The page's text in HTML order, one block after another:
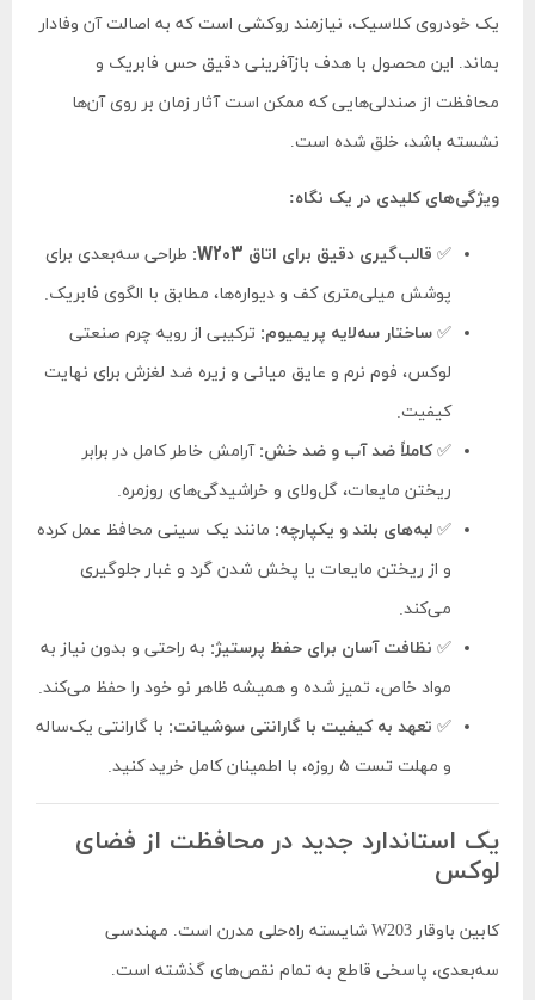
یک خودروی کلاسیک، نیازمند روکشی است که به اصالت آن وفادار
بماند. این محصول با هدف بازآفرینی دقیق حس فابریک و
محافظت از صندلی‌هایی که ممکن است آثار زمان بر روی آن‌ها
نشسته باشد، خلق شده است.
ویژگی‌های کلیدی در یک نگاه:
✅ قالب‌گیری دقیق برای اتاق W203:
طراحی سه‌بعدی برای
پوشش میلی‌متری کف و دیواره‌ها، مطابق با الگوی فابریک.
✅ ساختار سه‌لایه پریمیوم: ترکیبی از رویه چرم صنعتی
لوکس، فوم نرم و عایق میانی و زیره ضد لغزش برای نهایت
کیفیت.
✅کاملاً ضد آب و ضد خش: آرامش خاطر کامل در برابر
ریختن مایعات، گل‌ولای و خراشیدگی‌های روزمره.
✅ لبه‌های بلند و یکپارچه: مانند یک سینی محافظ عمل کرده
و از ریختن مایعات یا پخش شدن گرد و غبار جلوگیری
می‌کند.
✅ نظافت آسان برای حفظ پرستیژ: به راحتی و بدون نیاز به
مواد خاص، تمیز شده و همیشه ظاهر نو خود را حفظ می‌کند.
✅ تعهد به کیفیت با گارانتی سوشیانت: با گارانتی یک‌ساله
و مهلت تست ۵ روزه، با اطمینان کامل خرید کنید.
یک استاندارد جدید در محافظت از فضای
لوکس
کابین باوقار W203 شایسته راه‌حلی مدرن است. مهندسی
سه‌بعدی، پاسخی قاطع به تمام نقص‌های گذشته است.